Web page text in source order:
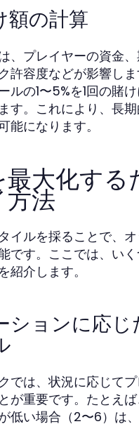
額の計算
、プレイヤーの資金
許容度などが影響し
ルの1〜5%を1回の賭
す。これにより、長
能になります。
大化する
法
イルを採ることで、
です。ここでは、い
紹介します。
ションに応じ
では、状況に応じて
が重要です。たとえ
低い場合（2〜6）は